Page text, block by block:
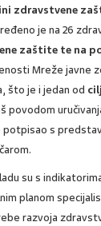
zdravstvene
je na 26
zaštite te na
Mreže javne
što je i jedan od
povodom
s
su s
planom
razvoja